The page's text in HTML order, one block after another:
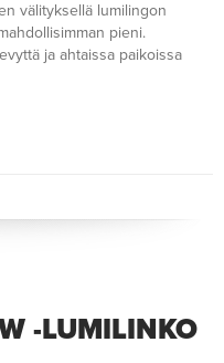
välityksellä lumilingon
pieni.
ja ahtaissa paikoissa
-LUMILINKO